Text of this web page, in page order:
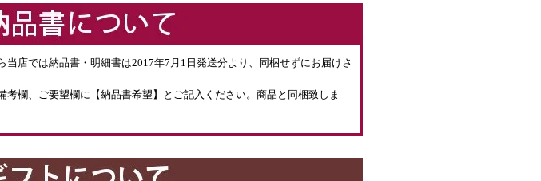
当店では納品書・明細書は2017年7月1日発送分より、同梱せずにお届けさ
考欄、ご要望欄に【納品書希望】とご記入ください。商品と同梱致しま